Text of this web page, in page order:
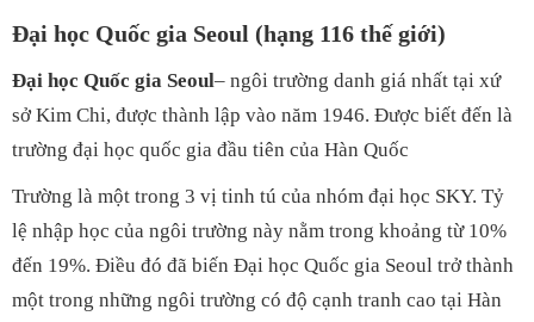
Đại học Quốc gia Seoul (hạng 116 thế giới)
Đại học Quốc gia Seoul– ngôi trường danh giá nhất tại xứ
sở Kim Chi, được thành lập vào năm 1946. Được biết đến là
trường đại học quốc gia đầu tiên của Hàn Quốc
Trường là một trong 3 vị tinh tú của nhóm đại học SKY. Tỷ
lệ nhập học của ngôi trường này nằm trong khoảng từ 10%
đến 19%. Điều đó đã biến Đại học Quốc gia Seoul trở thành
một trong những ngôi trường có độ cạnh tranh cao tại Hàn